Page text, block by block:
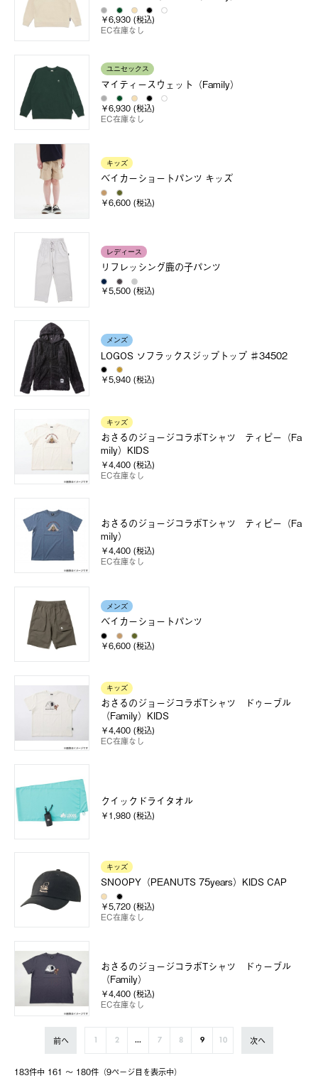
￥6,930 (税込)
EC在庫なし
ユニセックス
マイティースウェット（Family）
￥6,930 (税込)
EC在庫なし
キッズ
ベイカーショートパンツ キッズ
￥6,600 (税込)
レディース
リフレッシング鹿の子パンツ
￥5,500 (税込)
メンズ
LOGOS ソフラックスジップトップ ♯34502
￥5,940 (税込)
キッズ
おさるのジョージコラボTシャツ ティピー（Fa
mily）KIDS
￥4,400 (税込)
EC在庫なし
おさるのジョージコラボTシャツ ティピー（Fa
mily）
￥4,400 (税込)
EC在庫なし
メンズ
ベイカーショートパンツ
￥6,600 (税込)
キッズ
おさるのジョージコラボTシャツ ドゥーブル
（Family）KIDS
￥4,400 (税込)
EC在庫なし
クイックドライタオル
￥1,980 (税込)
キッズ
SNOOPY（PEANUTS 75years）KIDS CAP
￥5,720 (税込)
EC在庫なし
おさるのジョージコラボTシャツ ドゥーブル
（Family）
￥4,400 (税込)
EC在庫なし
183件中 161 〜 180件（9ページ⽬を表⽰中）
前へ 2 ... 7 8 9 10 次へ